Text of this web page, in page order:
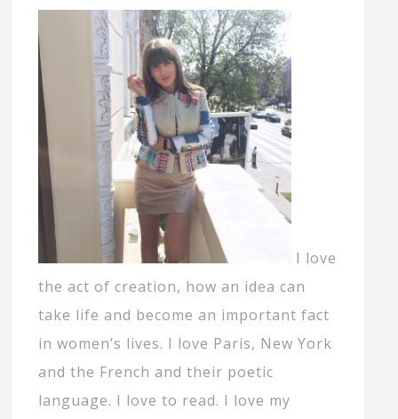
I love
the act of creation, how an idea can
take life and become an important fact
in women’s lives. I love Paris, New York
and the French and their poetic
language. I love to read. I love my